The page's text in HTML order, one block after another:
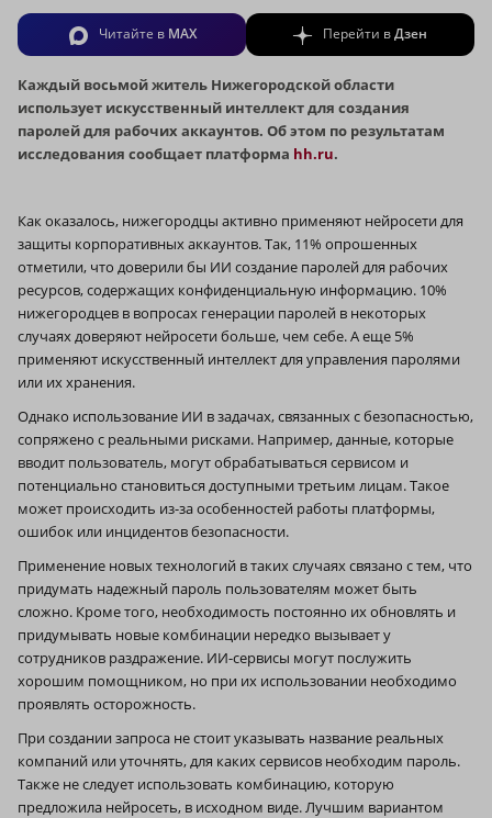
Читайте в MAX Перейти вДзен
Каждый восьмой житель Нижегородской области
использует искусственный интеллект для создания
паролей для рабочих аккаунтов. Об этом по результатам
исследования сообщает платформа hh.ru.
Как оказалось, нижегородцы активно применяют нейросети для
защиты корпоративных аккаунтов. Так, 11% опрошенных
отметили, что доверили бы ИИ создание паролей для рабочих
ресурсов, содержащих конфиденциальную информацию. 10%
нижегородцев в вопросах генерации паролей в некоторых
случаях доверяют нейросети больше, чем себе. А еще 5%
применяют искусственный интеллект для управления паролями
или их хранения.
Однако использование ИИ в задачах, связанных с безопасностью,
сопряжено с реальными рисками. Например, данные, которые
вводит пользователь, могут обрабатываться сервисом и
потенциально становиться доступными третьим лицам. Такое
может происходить из-за особенностей работы платформы,
ошибок или инцидентов безопасности.
Применение новых технологий в таких случаях связано с тем, что
придумать надежный пароль пользователям может быть
сложно. Кроме того, необходимость постоянно их обновлять и
придумывать новые комбинации нередко вызывает у
сотрудников раздражение. ИИ-сервисы могут послужить
хорошим помощником, но при их использовании необходимо
проявлять осторожность.
При создании запроса не стоит указывать название реальных
компаний или уточнять, для каких сервисов необходим пароль.
Также не следует использовать комбинацию, которую
предложила нейросеть, в исходном виде. Лучшим вариантом